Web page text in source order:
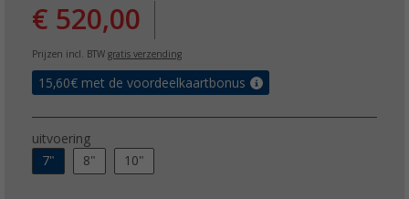
€ 520,00
Prijzen incl. BTW gratis verzending
15,60€ met de voordeelkaartbonus
uitvoering
7"
8" 10"